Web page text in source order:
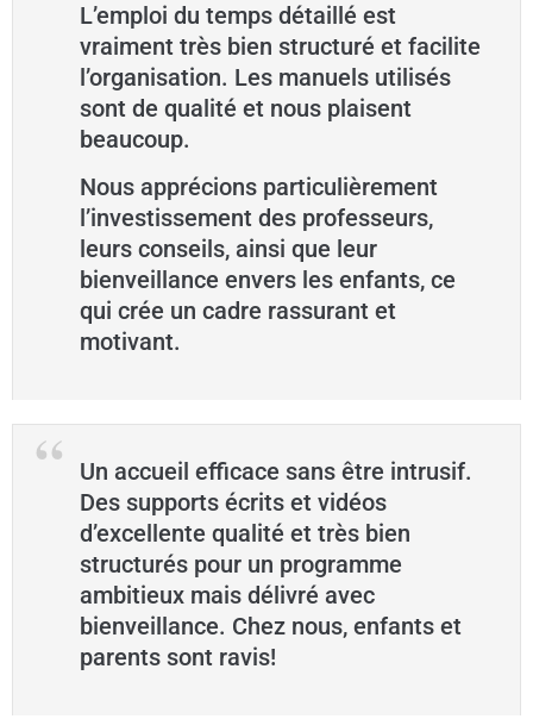
L’emploi du temps détaillé est
vraiment très bien structuré et facilite
l’organisation. Les manuels utilisés
sont de qualité et nous plaisent
beaucoup.
Nous apprécions particulièrement
l’investissement des professeurs,
leurs conseils, ainsi que leur
bienveillance envers les enfants, ce
qui crée un cadre rassurant et
motivant.
Un accueil efficace sans être intrusif.
Des supports écrits et vidéos
d’excellente qualité et très bien
structurés pour un programme
ambitieux mais délivré avec
bienveillance. Chez nous, enfants et
parents sont ravis!